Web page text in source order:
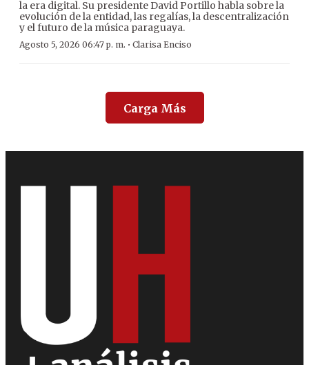
la era digital. Su presidente David Portillo habla sobre la
evolución de la entidad, las regalías, la descentralización
y el futuro de la música paraguaya.
Agosto 5, 2026 06:47 p. m. · Clarisa Enciso
Carga Más